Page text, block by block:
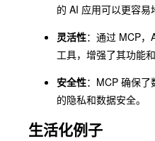
的 AI 应用可以更容易
灵活性：通过 MCP
工具，增强了其功能和
安全性：MCP 确保了
的隐私和数据安全。
生活化例子